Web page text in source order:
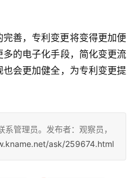
善，专利变更将变得更加便
的电子化手段，简化变更流
会更加健全，为专利变更提
管理员。发布者：观察员，
ask/259674.html